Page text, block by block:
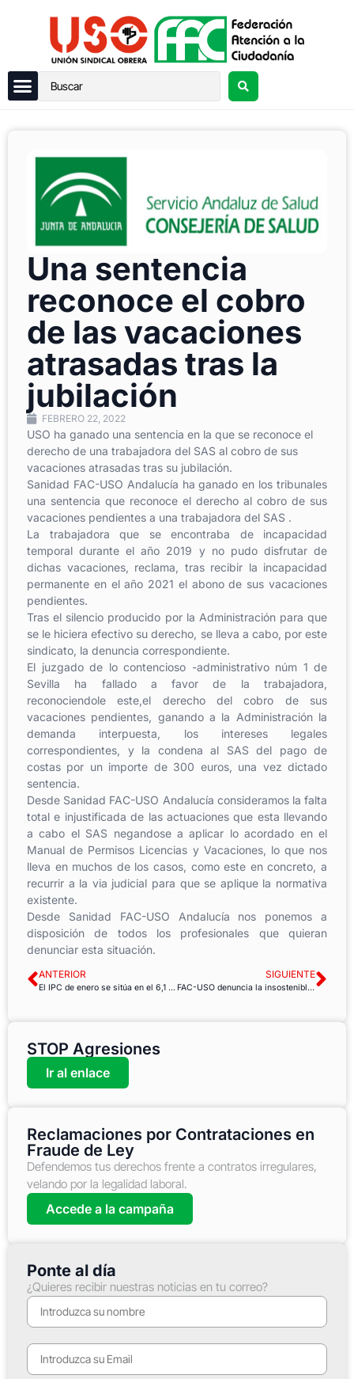
Una sentencia
reconoce el cobro
de las vacaciones
atrasadas tras la
jubilación
FEBRERO 22, 2022
USO ha ganado una sentencia en la que se reconoce el
derecho de una trabajadora del SAS al cobro de sus
vacaciones atrasadas tras su jubilación.
Sanidad FAC-USO Andalucía ha ganado en los tribunales
una sentencia que reconoce el derecho al cobro de sus
vacaciones pendientes a una trabajadora del SAS .
La trabajadora que se encontraba de incapacidad
temporal durante elaño 2019 y no pudo disfrutar de
dichas vacaciones, reclama, tras recibir la incapacidad
permanente en el año 2021 el abono de sus vacaciones
pendientes.
Tras el silencio producido por la Administración para que
se le hiciera efectivo su derecho, se lleva a cabo, por este
sindicato, la denuncia correspondiente.
El juzgado de lo contencioso -administrativo núm 1 de
Sevilla ha fallado a favor de la trabajadora,
reconociendole este,el derecho del cobro de sus
vacaciones pendientes, ganando a la Administración la
demanda interpuesta, los intereses legales
correspondientes, y la condena al SAS del pago de
costas por un importe de 300 euros, una vez dictado
sentencia.
Desde Sanidad FAC-USO Andalucía consideramos la falta
total e injustificada de las actuaciones que esta llevando
a cabo el SAS negandose a aplicar lo acordado en el
Manual de Permisos Licencias y Vacaciones, lo que nos
lleva en muchos de los casos, como este enconcreto, a
recurrir a la via judicial para que se aplique la normativa
existente.
Desde Sanidad FAC-USO Andalucía nos ponemos a
disposición de todos los profesionales que quieran
denunciar esta situación.
ANTERIOR
El IPC de enero se sitúa en el 6,1 %, triplicando la subida salarial y duplicando la del SMI.
SIGUIENTE
FAC-USO denuncia la insostenible falta de personal en prácticamente todas las oficinas de la AEMET
STOP Agresiones
Ir al enlace
Reclamaciones por Contrataciones en
Fraude de Ley
Defendemos tus derechos frente a contratos irregulares,
velando por la legalidad laboral.
Accede a la campaña
Ponte al día
¿Quieres recibir nuestras noticias en tu correo?